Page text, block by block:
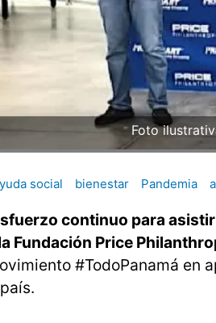
Foto
social bienestar Pandemia
continuo para
Fundación Price
#TodoPanamá en